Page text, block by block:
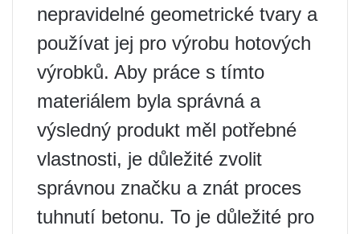
nepravidelné geometrické tvary a
používat jej pro výrobu hotových
výrobků. Aby práce s tímto
materiálem byla správná a
výsledný produkt měl potřebné
vlastnosti, je důležité zvolit
správnou značku a znát proces
tuhnutí betonu. To je důležité pro